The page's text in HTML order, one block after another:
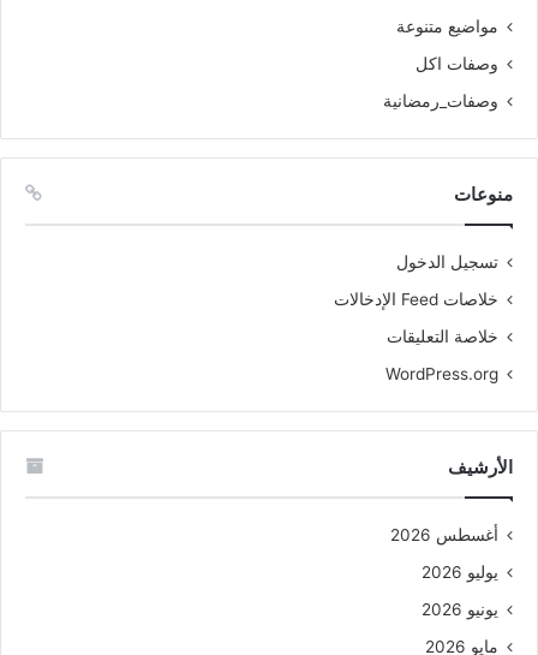
مواضيع متنوعة
وصفات اكل
وصفات_رمضانية
منوعات
تسجيل الدخول
خلاصات Feed الإدخالات
خلاصة التعليقات
WordPress.org
الأرشيف
أغسطس 2026
يوليو 2026
يونيو 2026
مايو 2026